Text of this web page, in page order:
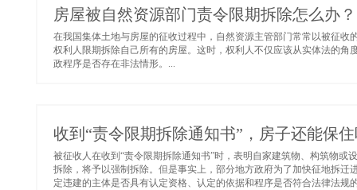
房屋被自然资源部门责令限期拆除怎么办？
在我国集体土地与房屋的征收过程中，自然资源主管部门常常以被征
权利人限期拆除自己所有的房屋。这时，权利人不仅应该从实体法的
政程序是否存在非法情形。...
收到“责令限期拆除通知书”，房子还能保
被征收人在收到“责令限期拆除通知书”时，表明自家建筑物、构筑物
拆除，将予以强制拆除。但是事实上，部分地方政府为了加快征地拆
定违建的主体是否具有认定资格、认定的依据和程序是否符合法律法